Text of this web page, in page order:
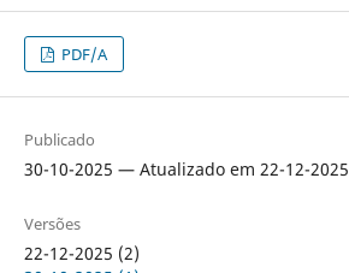
PDF/A
Publicado
30-10-2025 — Atualizado em 22-12-2025
Versões
22-12-2025 (2)